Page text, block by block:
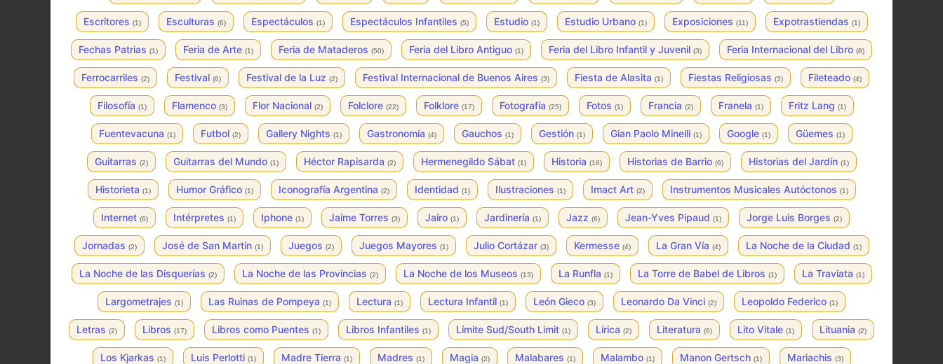
Escritores (1) Esculturas (6) Espectáculos (1) Espectáculos Infantiles (5) Estudio (1) Estudio Urbano (1) Exposiciones (11) Expotrastiendas (1)
Fechas Patrias (1) Feria de Arte (1) Feria de Mataderos (50) Feria del Libro Antiguo (1) Feria del Libro Infantil y Juvenil (3) Feria Internacional del Libro (8)
Ferrocarriles (2) Festival (6) Festival de la Luz (2) Festival Internacional de Buenos Aires (3) Fiesta de Alasita (1) Fiestas Religiosas (3) Fileteado (4)
Filosofía (1) Flamenco (3) Flor Nacional (2) Folclore (22) Folklore (17) Fotografía (25) Fotos (1) Francia (2) Franela (1) Fritz Lang (1)
Fuentevacuna (1) Futbol (2) Gallery Nights (1) Gastronomía (4) Gauchos (1) Gestión (1) Gian Paolo Minelli (1) Google (1) Güemes (1)
Guitarras (2) Guitarras del Mundo (1) Héctor Rapisarda (2) Hermenegildo Sábat (1) Historia (16) Historias de Barrio (6) Historias del Jardín (1)
Historieta (1) Humor Gráfico (1) Iconografía Argentina (2) Identidad (1) Ilustraciones (1) Imact Art (2) Instrumentos Musicales Autóctonos (1)
Internet (6) Intérpretes (1) Iphone (1) Jaime Torres (3) Jairo (1) Jardinería (1) Jazz (6) Jean-Yves Pipaud (1) Jorge Luis Borges (2)
Jornadas (2) José de San Martin (1) Juegos (2) Juegos Mayores (1) Julio Cortázar (3) Kermesse (4) La Gran Vía (4) La Noche de la Ciudad (1)
La Noche de las Disquerías (2) La Noche de las Provincias (2) La Noche de los Museos (13) La Runfla (1) La Torre de Babel de Libros (1) La Traviata (1)
Largometrajes (1) Las Ruinas de Pompeya (1) Lectura (1) Lectura Infantil (1) León Gieco (3) Leonardo Da Vinci (2) Leopoldo Federico (1)
Letras (2) Libros (17) Libros como Puentes (1) Libros Infantiles (1) Límite Sud/South Limit (1) Lírica (2) Literatura (6) Lito Vitale (1) Lituania (2)
Los Kjarkas (1) Luis Perlotti (1) Madre Tierra (1) Madres (1) Magia (2) Malabares (1) Malambo (1) Manon Gertsch (1) Mariachis (3)